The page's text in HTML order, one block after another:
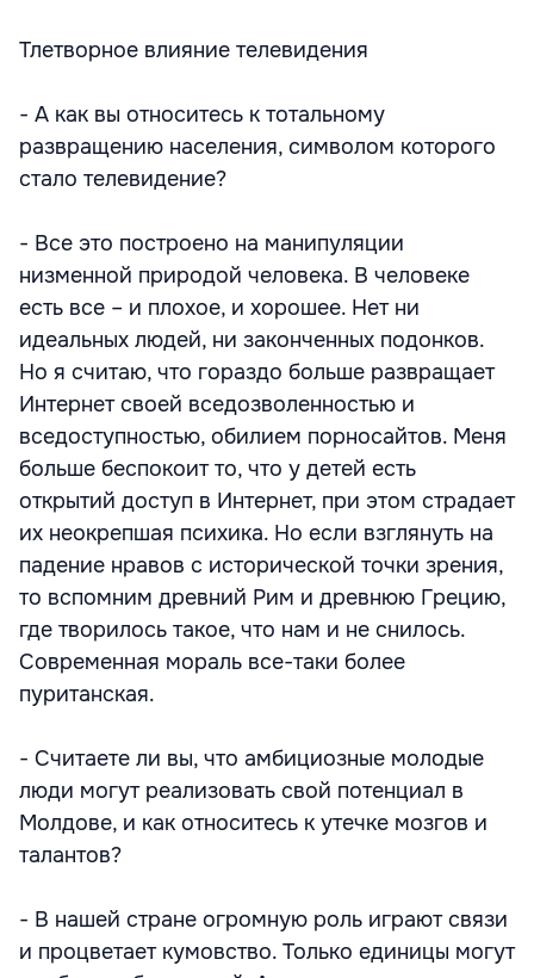
Тлетворное влияние телевидения
- А как вы относитесь к тотальному
развращению населения, символом которого
стало телевидение?
- Все это построено на манипуляции
низменной природой человека. В человеке
есть все – и плохое, и хорошее. Нет ни
идеальных людей, ни законченных подонков.
Но я считаю, что гораздо больше развращает
Интернет своей вседозволенностью и
вседоступностью, обилием порносайтов. Меня
больше беспокоит то, что у детей есть
открытий доступ в Интернет, при этом страдает
их неокрепшая психика. Но если взглянуть на
падение нравов с исторической точки зрения,
то вспомним древний Рим и древнюю Грецию,
где творилось такое, что нам и не снилось.
Современная мораль все-таки более
пуританская.
- Считаете ли вы, что амбициозные молодые
люди могут реализовать свой потенциал в
Молдове, и как относитесь к утечке мозгов и
талантов?
- В нашей стране огромную роль играют связи
и процветает кумовство. Только единицы могут